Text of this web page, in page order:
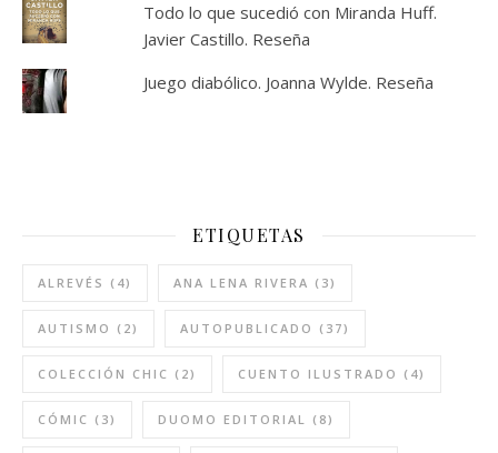
Todo lo que sucedió con Miranda Huff.
Javier Castillo. Reseña
Juego diabólico. Joanna Wylde. Reseña
ETIQUETAS
ALREVÉS (4) ANA LENA RIVERA (3)
AUTISMO (2) AUTOPUBLICADO (37)
COLECCIÓN CHIC (2) CUENTO ILUSTRADO (4)
CÓMIC (3) DUOMO EDITORIAL (8)